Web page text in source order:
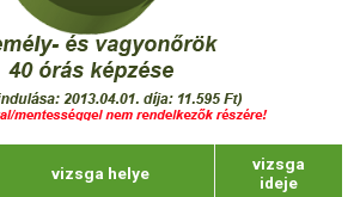
vizsga helye
vizsga
ideje